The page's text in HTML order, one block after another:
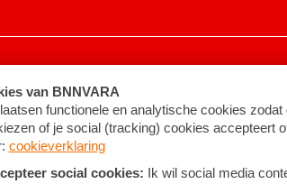
Algemene voorwaarden ©2026